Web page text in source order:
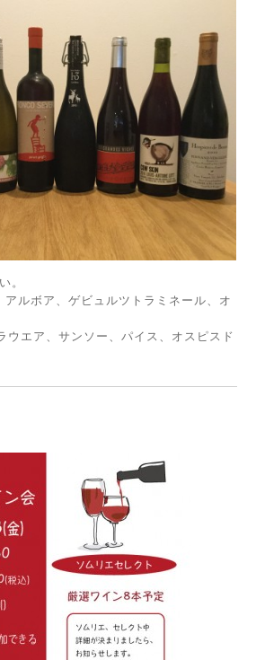
。
ボア、ゲビュルツトラミネール、オ
サンソー、パイス、オスピスド